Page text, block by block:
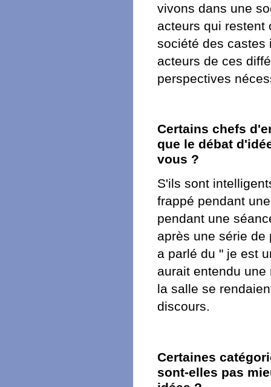
vivons dans une
acteurs qui restent
société des castes
acteurs de ces
perspectives
Certains chefs
que le débat
vous ?
S'ils sont
frappé pendant
pendant une
après une série
a parlé du " je est
aurait entendu
la salle se
discours.
Certaines
sont-elles pas